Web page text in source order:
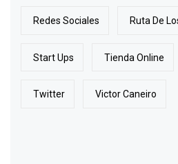
Redes Sociales Ruta De
Start Ups Tienda Online
Twitter Victor Caneiro